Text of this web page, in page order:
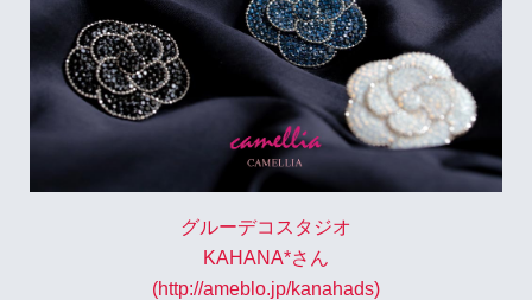
グルーデコスタジオ
KAHANA*さん
(http://ameblo.jp/kanahads)